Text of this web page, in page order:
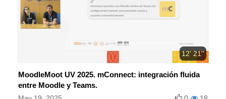
12' 21''
MoodleMoot UV 2025. mConnect: integración fluida
entre Moodle y Teams.